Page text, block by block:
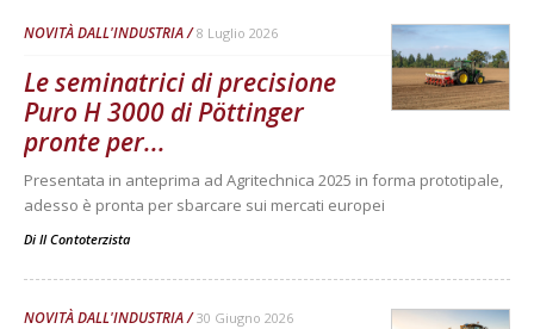
NOVITÀ DALL'INDUSTRIA 8 Luglio 2026
Le seminatrici di precisione
Puro H 3000 di Pöttinger
pronte per...
Presentata in anteprima ad Agritechnica 2025 in forma prototipale,
adesso è pronta per sbarcare sui mercati europei
Di Il Contoterzista
NOVITÀ DALL'INDUSTRIA 30 Giugno 2026